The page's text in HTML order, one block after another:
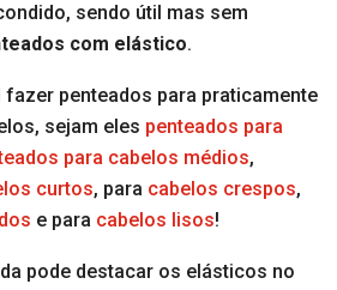
sendo útil mas sem
com elástico.
fazer penteados para praticamente
sejam eles penteados para
para cabelos médios,
curtos, para cabelos crespos,
e para cabelos lisos!
pode destacar os elásticos no